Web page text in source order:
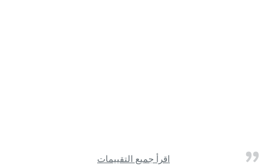
اقرأ جميع التقييمات